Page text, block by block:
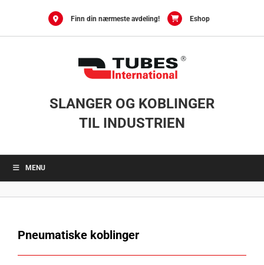
Finn din nærmeste avdeling! Eshop
SLANGER OG KOBLINGER
TIL INDUSTRIEN
MENU
Pneumatiske koblinger